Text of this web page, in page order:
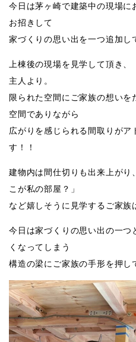
今日は茅ヶ崎で建築中の現場に
お招きして
家づくりの思い出を一つ追加し
上棟後の現場を見学して頂き
主人より。
限られた空間にご家族の想い
空間でありながら
広がりを感じられる間取りが
す！！
建物内は間仕切りも出来上がり
こが私の部屋？」
など嬉しそうに見学するご家族
今日は家づくりの思い出の一
くなってしまう
構造の梁にご家族の手形を押し